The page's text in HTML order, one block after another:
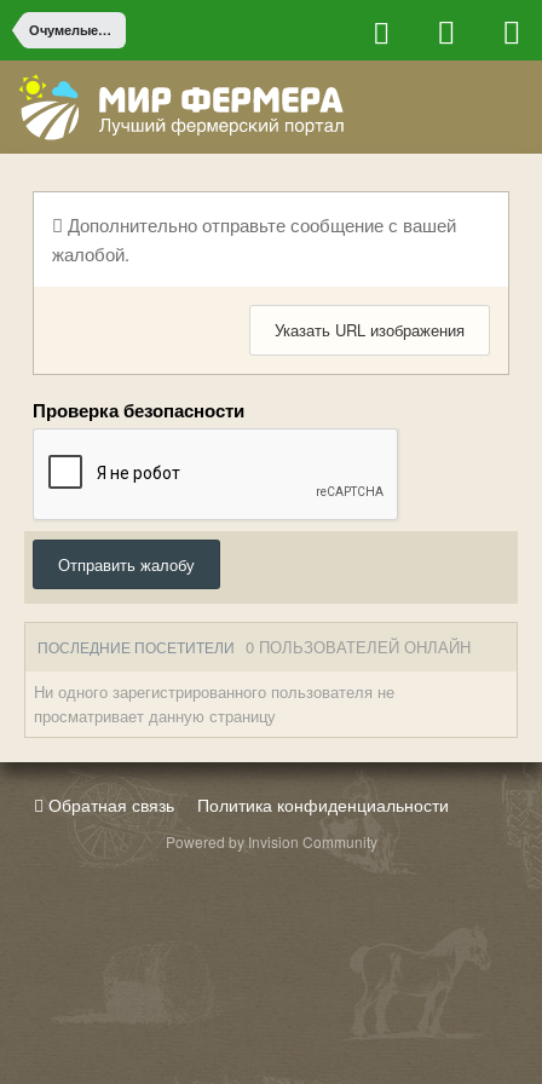
Очумелые ручки
Дополнительно отправьте сообщение с вашей
жалобой.
Указать URL изображения
Проверка безопасности
Отправить жалобу
ПОСЛЕДНИЕ ПОСЕТИТЕЛИ 0 ПОЛЬЗОВАТЕЛЕЙ ОНЛАЙН
Ни одного зарегистрированного пользователя не
просматривает данную страницу
Обратная связь Политика конфиденциальности
Powered by Invision Community